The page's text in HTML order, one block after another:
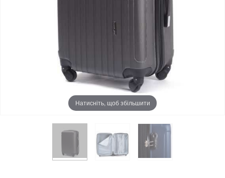
Натисніть, щоб збільшити